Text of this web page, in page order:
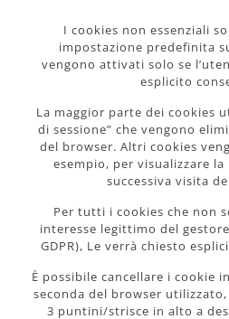
I cookies non essenziali
impostazione predefinita
vengono attivati solo se
esplicito
La maggior parte dei cookies
di sessione” che vengono
del browser. Altri cookies
esempio, per visualizzare
successiva visita
Per tutti i cookies che non
interesse legittimo del
GDPR), Le verrà chiesto
È possibile cancellare i cookie
seconda del browser
3 puntini/strisce in alto a